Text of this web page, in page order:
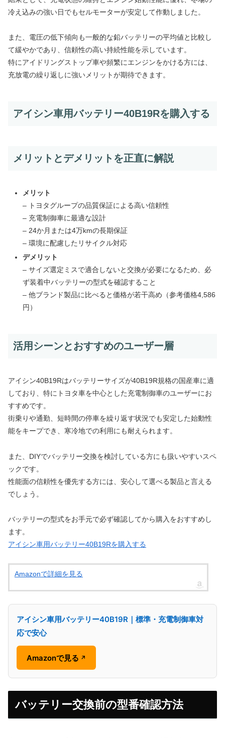
冷え込みの強い日でもセルモーターが安定して作動しました。
また、電圧の低下傾向も一般的な鉛バッテリーの平均値と比較し
て緩やかであり、信頼性の高い持続性能を示しています。
特にアイドリングストップ車や頻繁にエンジンをかける方には、
充放電の繰り返しに強いメリットが期待できます。
アイシン車用バッテリー40B19Rを購入する
メリットとデメリットを正直に解説
メリット
– トヨタグループの品質保証による高い信頼性
– 充電制御車に最適な設計
– 24か月または4万kmの長期保証
– 環境に配慮したリサイクル対応
デメリット
– サイズ選定ミスで適合しないと交換が必要になるため、必
ず装着中バッテリーの型式を確認すること
– 他ブランド製品に比べると価格が若干高め（参考価格4,586
円）
活用シーンとおすすめのユーザー層
アイシン40B19Rはバッテリーサイズが40B19R規格の国産車に適
しており、特にトヨタ車を中心とした充電制御車のユーザーにお
すすめです。
街乗りや通勤、短時間の停車を繰り返す状況でも安定した始動性
能をキープでき、寒冷地での利用にも耐えられます。
また、DIYでバッテリー交換を検討している方にも扱いやすいスペ
ックです。
性能面の信頼性を優先する方には、安心して選べる製品と言える
でしょう。
バッテリーの型式をお手元で必ず確認してから購入をおすすめし
ます。
アイシン車用バッテリー40B19Rを購入する
Amazonで詳細を見る
アイシン車用バッテリー40B19R｜標準・充電制御車対
応で安心
Amazonで見る ↗
バッテリー交換前の型番確認方法